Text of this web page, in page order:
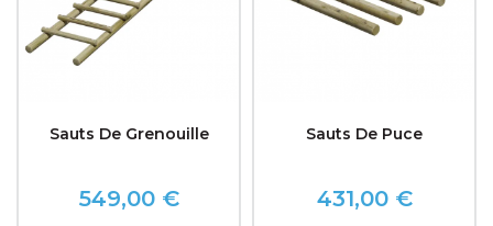
Sauts De Grenouille
Prix
549,00 €
Sauts De Puce
Prix
431,00 €